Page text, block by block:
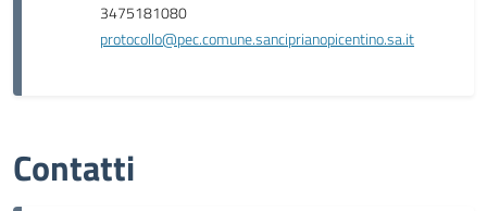
3475181080
protocollo@pec.comune.sanciprianopicentino.sa.it
Contatti